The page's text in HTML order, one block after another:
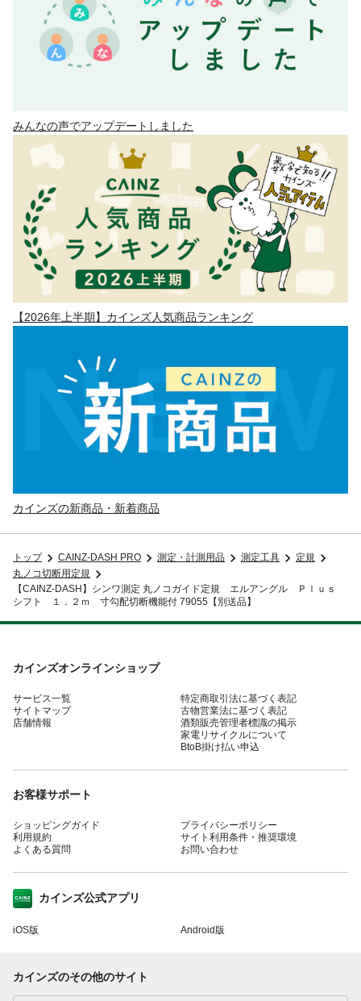
みんなの声でアップデートしました
【2026年上半期】カインズ人気商品ランキング
カインズの新商品・新着商品
トップ CAINZ-DASH PRO 測定・計測用品 測定工具
定規
丸ノコ切断用定規
【CAINZ-DASH】シンワ測定 丸ノコガイド定規 エルアングル Ｐｌｕｓ
シフト １．２ｍ 寸勾配切断機能付 79055【別送品】
カインズオンラインショップ
サービス一覧
サイトマップ
店舗情報
特定商取引法に基づく表記
古物営業法に基づく表記
酒類販売管理者標識の掲示
家電リサイクルについて
BtoB掛け払い申込
お客様サポート
ショッピングガイド
利用規約
よくある質問
プライバシーポリシー
サイト利用条件・推奨環境
お問い合わせ
カインズ公式アプリ
iOS版 Android版
カインズのその他のサイト